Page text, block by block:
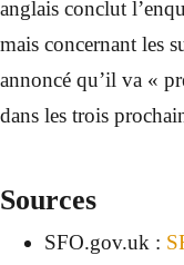
anglais conclut
mais concernant les
annoncé qu’il va «
dans les trois
Sources
SFO.gov.uk :